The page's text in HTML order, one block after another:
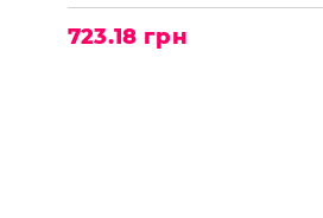
723.18 грн